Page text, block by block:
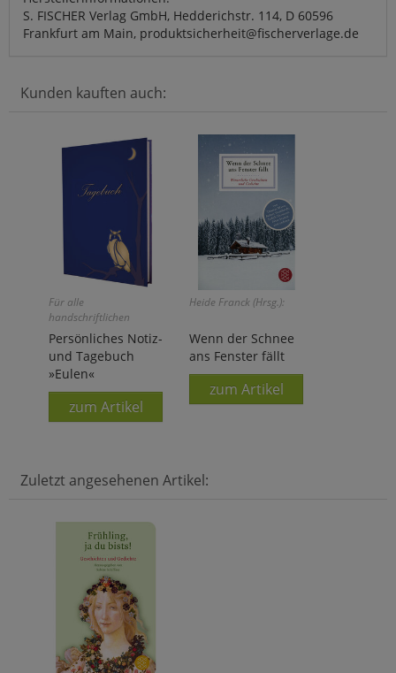
S. FISCHER Verlag GmbH, Hedderichstr. 114, D 60596
Frankfurt am Main, produktsicherheit@fischerverlage.de
Kunden kauften auch:
Für alle
handschriftlichen
Aufzeichnungen!
Persönliches Notiz-
und Tagebuch
»Eulen«
zum Artikel
Heide Franck (Hrsg.):
Wenn der Schnee
ans Fenster fällt
zum Artikel
Zuletzt angesehenen Artikel: